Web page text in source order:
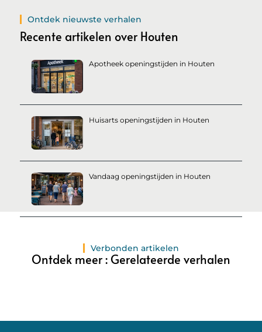
Ontdek nieuwste verhalen
Recente artikelen over Houten
Apotheek openingstijden in Houten
Huisarts openingstijden in Houten
Vandaag openingstijden in Houten
Verbonden artikelen
Ontdek meer : Gerelateerde verhalen